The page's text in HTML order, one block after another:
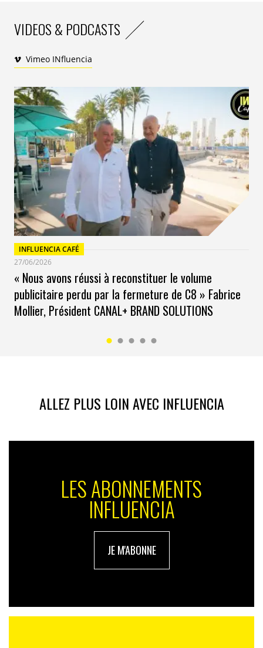
VIDEOS & PODCASTS
Vimeo INfluencia
INFLUENCIA CAFÉ
27/06/2026
« Nous avons réussi à reconstituer le volume
publicitaire perdu par la fermeture de C8 » Fabrice
Mollier, Président CANAL+ BRAND SOLUTIONS
ALLEZ PLUS LOIN AVEC INFLUENCIA
LES ABONNEMENTS
INFLUENCIA
JE M'ABONNE